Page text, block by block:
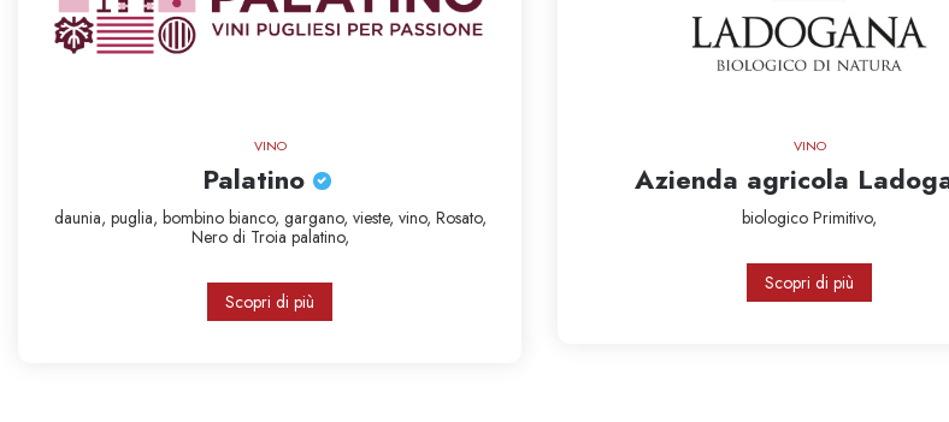
VINO
Palatino
daunia, puglia, bombino bianco, gargano, vieste, vino, Rosato,
Nero di Troia palatino,
Scopri di più
VINO
Azienda agricola
biologico Primitivo,
Scopri di più